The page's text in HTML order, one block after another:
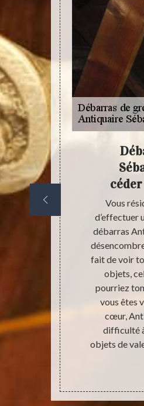
biens
votre cave
épauler
ils seront
Vous
d’effectuer
débarras
fait de voir
objets,
pourriez
vous êtes
cœur,
difficulté
objets de